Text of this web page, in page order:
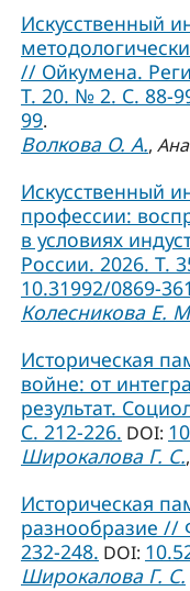
Искусственный
// Ойкумена.
Т. 20. № 2. С. 88-
99.
Волкова О. А.,
Искусственный
профессии:
в условиях
России. 2026. Т.
10.31992/0869-
Колесникова Е.
Историческая
войне: от
результат.
С. 212-226. DOI:
Широкалова Г. С.,
Историческая
разнообразие //
232-248. DOI:
Широкалова Г. С.